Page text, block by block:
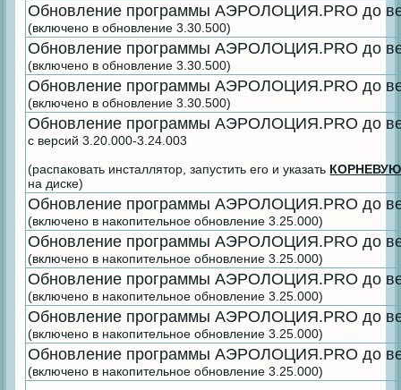
Обновление программы АЭРОЛОЦИЯ.PRO до
(включено в обновление 3.30.500)
Обновление программы АЭРОЛОЦИЯ.PRO до
(включено в обновление 3.30.500)
Обновление программы АЭРОЛОЦИЯ.PRO до
(включено в обновление 3.30.500)
Обновление программы АЭРОЛОЦИЯ.PRO до
с версий 3.20.000-3.24.003
(распаковать инсталлятор, запустить его и указать
на диске)
Обновление программы АЭРОЛОЦИЯ.PRO до
(включено в накопительное обновление 3.25.000)
Обновление программы АЭРОЛОЦИЯ.PRO до
(включено в накопительное обновление 3.25.000)
Обновление программы АЭРОЛОЦИЯ.PRO до
(включено в накопительное обновление 3.25.000)
Обновление программы АЭРОЛОЦИЯ.PRO до
(включено в накопительное обновление 3.25.000)
Обновление программы АЭРОЛОЦИЯ.PRO до
(включено в накопительное обновление 3.25.000)